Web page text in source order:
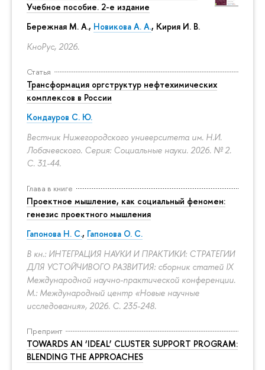
Учебное пособие. 2-е издание
Бережная М. А., Новикова А. А., Кирия И. В.
КноРус, 2026.
Статья
Трансформация оргструктур нефтехимических
комплексов в России
Кондауров С. Ю.
Вестник Нижегородского университета им. Н.И.
Лобачевского. Серия: Социальные науки. 2026. № 2.
С. 31-44.
Глава в книге
Проектное мышление, как социальный феномен:
генезис проектного мышления
Гапонова Н. С., Гапонова О. С.
В кн.: ИНТЕГРАЦИЯ НАУКИ И ПРАКТИКИ: СТРАТЕГИИ
ДЛЯ УСТОЙЧИВОГО РАЗВИТИЯ: сборник статей IX
Международной научно-практической конференции.
М.: Международный центр «Новые научные
исследования», 2026. С. 235-248.
Препринт
TOWARDS AN ‘IDEAL’ CLUSTER SUPPORT PROGRAM:
BLENDING THE APPROACHES